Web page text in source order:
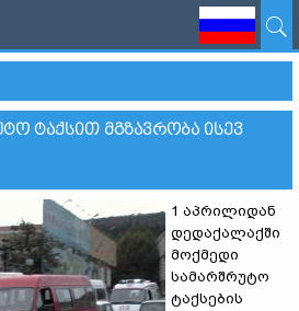
ᲢᲐᲥᲡᲘᲗ ᲛᲒᲖᲐᲕᲠᲝᲑᲐ ᲘᲡᲔᲕ
1 აპრილიდან
დედაქალაქში
მოქმედი
სამარშრუტო
ტაქსების